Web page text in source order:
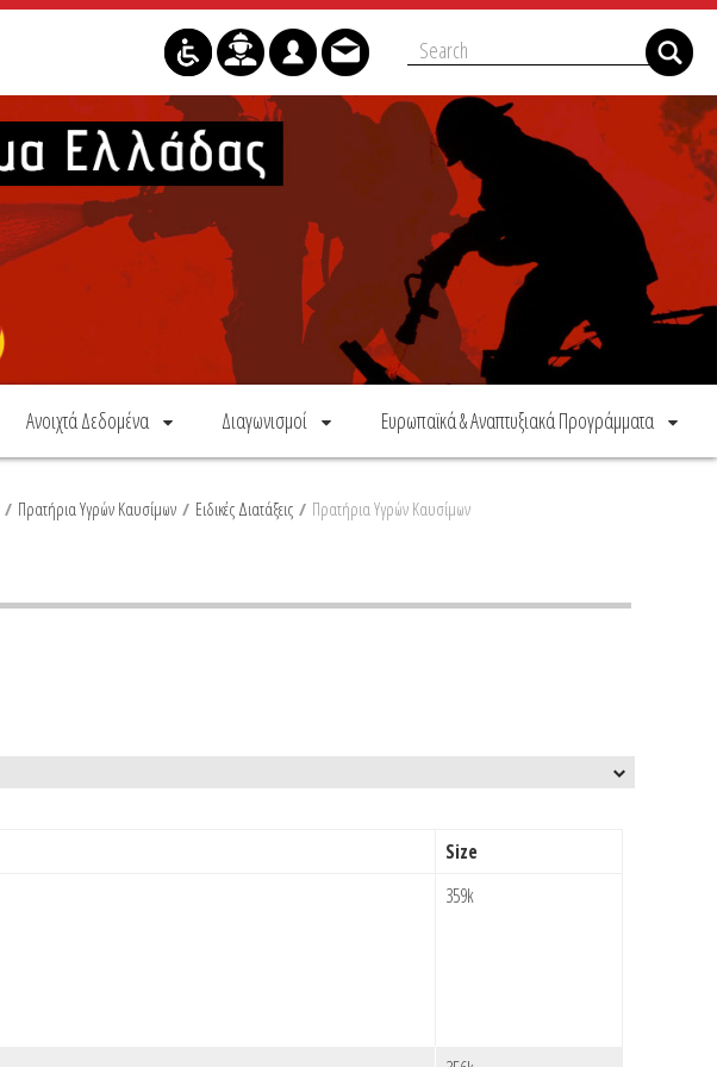
Ανοιχτά Δεδομένα Διαγωνισμοί Ευρωπαϊκά & Αναπτυξιακά Προγράμματα
/ Πρατήρια Υγρών Καυσίμων / Ειδικές Διατάξεις / Πρατήρια Υγρών Καυσίμων
Size
359k